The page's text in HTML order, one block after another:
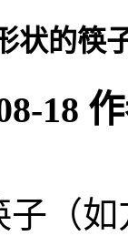
状的筷
18
如